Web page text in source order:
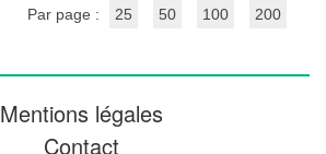
Par page :
25 50 100 200
Mentions légales
Contact